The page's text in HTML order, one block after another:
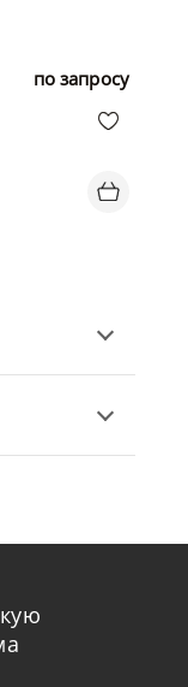
по запросу
по запросу